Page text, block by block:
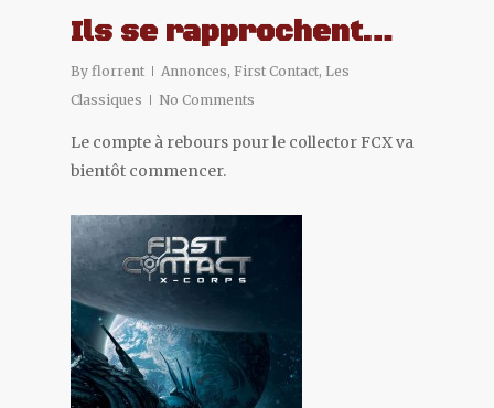
Ils se rapprochent…
By florrent Annonces, First Contact, Les
Classiques
No Comments
Le compte à rebours pour le collector FCX va
bientôt commencer.